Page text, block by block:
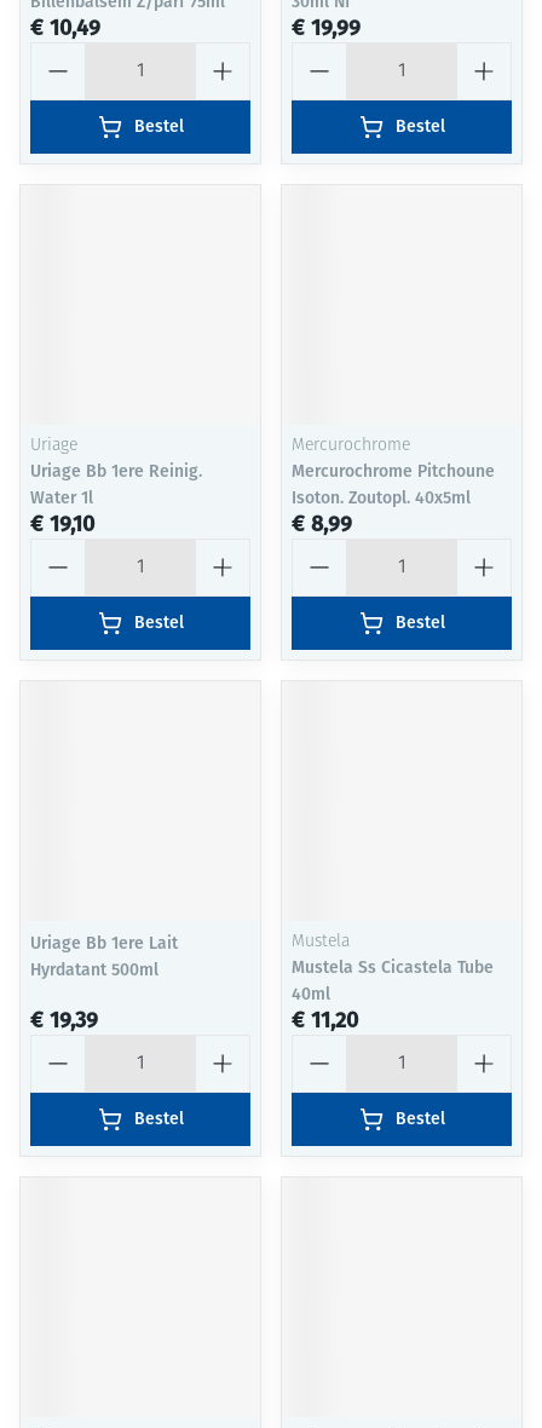
€ 10,49
Bestel
€ 19,99
Bestel
Uriage
Uriage Bb 1ere Reinig.
Water 1l
€ 19,10
Bestel
Mercurochrome
Mercurochrome Pitchoune
Isoton. Zoutopl. 40x5ml
€ 8,99
Bestel
Uriage Bb 1ere Lait
Hyrdatant 500ml
€ 19,39
Bestel
Mustela
Mustela Ss Cicastela Tube
40ml
€ 11,20
Bestel